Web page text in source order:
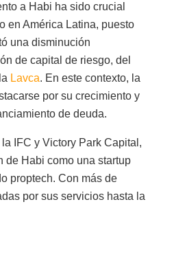
a Habi ha sido crucial
en América Latina, puesto
una disminución
de capital de riesgo, del
Lavca. En este contexto, la
por su crecimiento y
de deuda.
IFC y Victory Park Capital,
de Habi como una startup
proptech. Con más de
por sus servicios hasta la